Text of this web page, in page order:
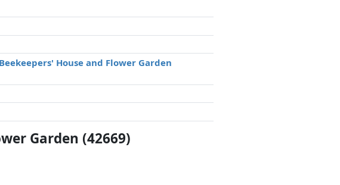
House and Flower Garden
Garden (42669)